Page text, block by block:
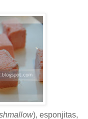
), esponjitas,